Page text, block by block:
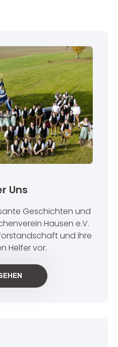
Uns
Geschichten und
Hausen e.V.
und ihre
Helfer vor.